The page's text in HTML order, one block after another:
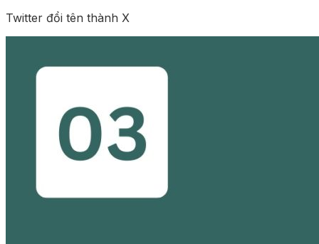
Twitter đổi tên thành X